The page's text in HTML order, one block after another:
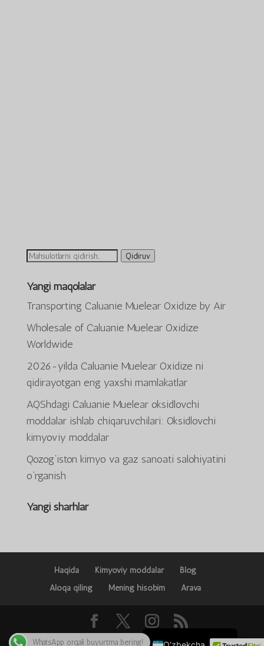
Ni
Qidiruv
Yangi maqolalar
Transporting Caluanie Muelear Oxidize by Air
Wholesale of Caluanie Muelear Oxidize
Worldwide
2026-yilda Caluanie Muelear Oxidize ni
qidirayotgan eng yaxshi mamlakatlar
AQShdagi Caluanie Muelear oksidlovchi
moddalar ishlab chiqaruvchilari: Oksidlovchi
kimyoviy moddalar
Qozog‘iston kimyo va gaz sanoati salohiyatini
o‘rganish
Yangi sharhlar
Haqida Kimyoviy moddalar
Blog
Aloqa qiling
Mening hisobim Arava
Mualliflik huquqi 2025 © Caluanie Muelear
WhatsApp orqali buyurtma bering!
English
Русский
Tiếng Việt
ພາສາລາວ